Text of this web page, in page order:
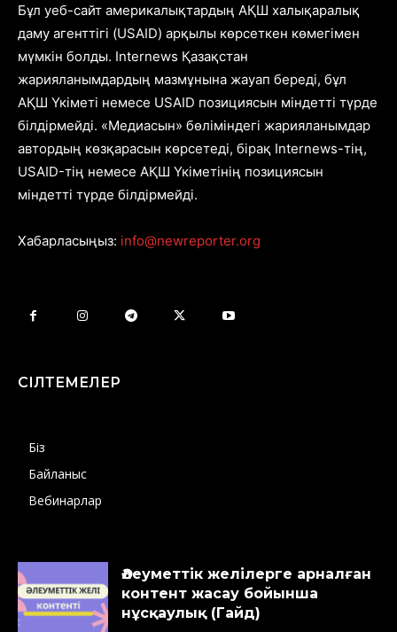
Бұл уеб-сайт америкалықтардың АҚШ халықаралық
даму агенттігі (USAID) арқылы көрсеткен көмегімен
мүмкін болды. Internews Қазақстан
жарияланымдардың мазмұнына жауап береді, бұл
АҚШ Үкіметі немесе USAID позициясын міндетті түрде
білдірмейді. «Медиасын» бөліміндегі жарияланымдар
автордың көзқарасын көрсетеді, бірақ Internews-тің,
USAID-тің немесе АҚШ Үкіметінің позициясын
міндетті түрде білдірмейді.
Хабарласыңыз: info@newreporter.org
СІЛТЕМЕЛЕР
Біз
Байланыс
Вебинарлар
Әлеуметтік желілерге арналған
контент жасау бойынша
нұсқаулық (Гайд)